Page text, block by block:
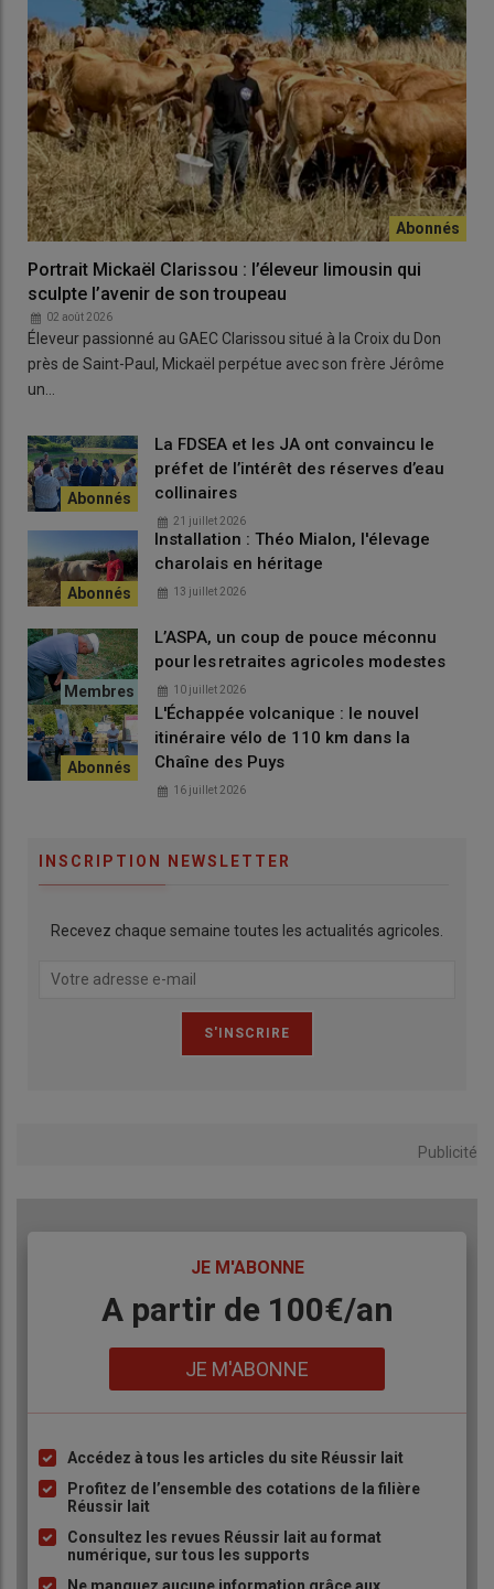
Portrait Mickaël Clarissou : l’éleveur limousin qui
sculpte l’avenir de son troupeau
02 août 2026
Éleveur passionné au GAEC Clarissou situé à la Croix du Don
près de Saint-Paul, Mickaël perpétue avec son frère Jérôme
un…
La FDSEA et les JA ont convaincu le
préfet de l’intérêt des réserves d’eau
collinaires
21 juillet 2026
Installation : Théo Mialon, l'élevage
charolais en héritage
13 juillet 2026
L’ASPA, un coup de pouce méconnu
pour les retraites agricoles modestes
10 juillet 2026
L'Échappée volcanique : le nouvel
itinéraire vélo de 110 km dans la
Chaîne des Puys
16 juillet 2026
INSCRIPTION NEWSLETTER
Recevez chaque semaine toutes les actualités agricoles.
Publicité
JE M'ABONNE
BodyA partir de 100€/an
JE M'ABONNE
Liste
à
puce
Accédez à tous les articles du site Réussir lait
Profitez de l’ensemble des cotations de la filière
Réussir lait
Consultez les revues Réussir lait au format
numérique, sur tous les supports